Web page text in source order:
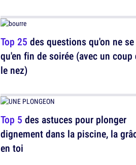
Top 25 des questions qu'on ne
qu'en fin de soirée (avec un coup
le nez)
Top 5 des astuces pour plonger
dignement dans la piscine, la
en toi